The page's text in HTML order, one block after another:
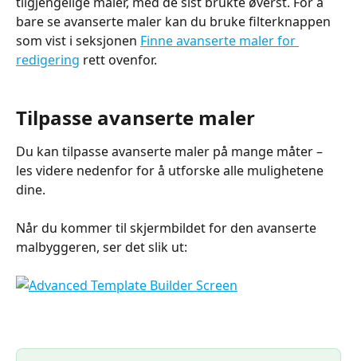
bare se avanserte maler kan du bruke filterknappen
som vist i seksjonen Finne avanserte maler for
redigering rett ovenfor.
Tilpasse avanserte maler
Du kan tilpasse avanserte maler på mange måter –
les videre nedenfor for å utforske alle mulighetene
dine.
Når du kommer til skjermbildet for den avanserte
malbyggeren, ser det slik ut: